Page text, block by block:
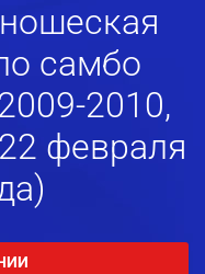
самбо
2010,
февраля